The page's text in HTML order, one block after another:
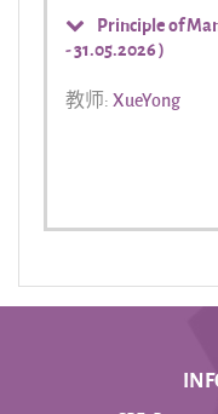
Principle of
- 31.05.2026 )
教师: XueYong